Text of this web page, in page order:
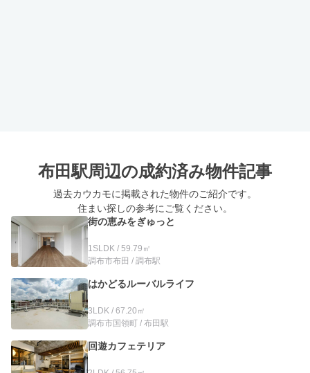
布田駅周辺の成約済み物件記事
過去カウカモに掲載された物件のご紹介です。
住まい探しの参考にご覧ください。
街の恵みをぎゅっと
1SLDK / 59.79㎡
調布市布田 / 調布駅
はかどるルーバルライフ
3LDK / 67.20㎡
調布市国領町 / 布田駅
回遊カフェテリア